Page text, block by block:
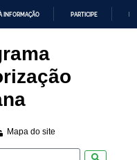
INFORMAÇÃO PARTICIPE
Mapa do site